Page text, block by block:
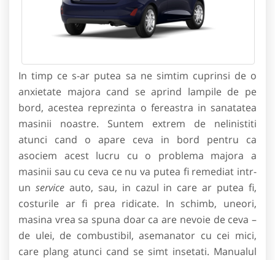
In timp ce s-ar putea sa ne simtim cuprinsi de o
anxietate majora cand se aprind lampile de pe
bord, acestea reprezinta o fereastra in sanatatea
masinii noastre. Suntem extrem de nelinistiti
atunci cand o apare ceva in bord pentru ca
asociem acest lucru cu o problema majora a
masinii sau cu ceva ce nu va putea fi remediat intr-
un service auto, sau, in cazul in care ar putea fi,
costurile ar fi prea ridicate. In schimb, uneori,
masina vrea sa spuna doar ca are nevoie de ceva –
de ulei, de combustibil, asemanator cu cei mici,
care plang atunci cand se simt insetati. Manualul